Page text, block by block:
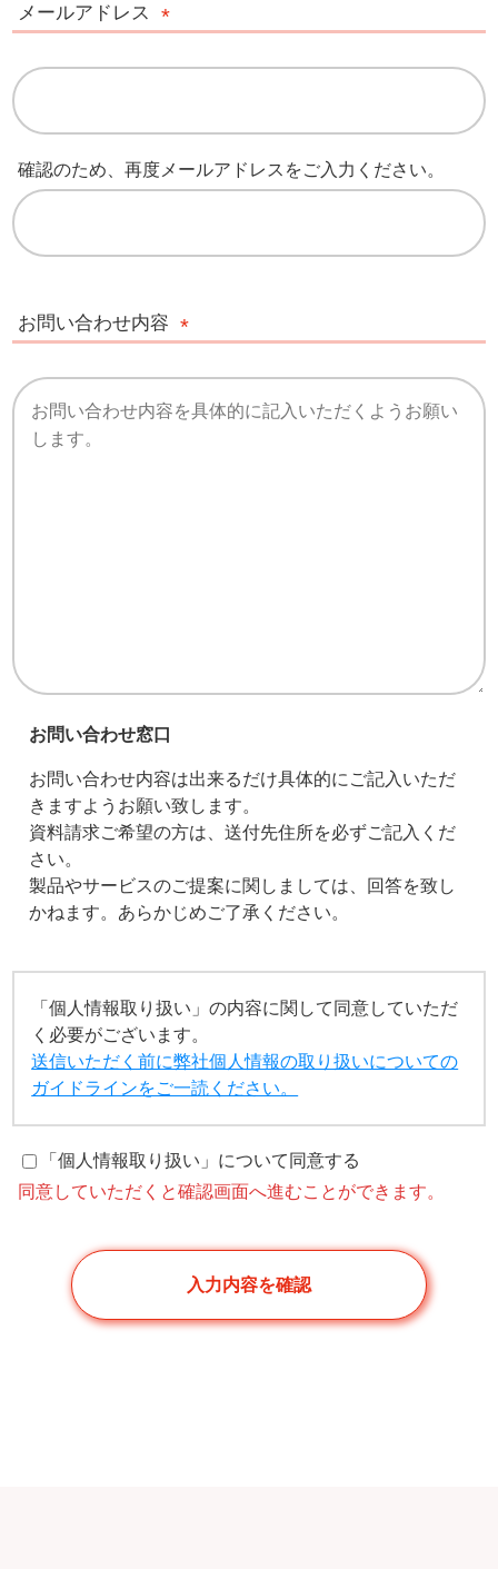
メールアドレス
確認のため、再度メールアドレスをご入力ください。
お問い合わせ内容
お問い合わせ窓口
お問い合わせ内容は出来るだけ具体的にご記入いただ
きますようお願い致します。
資料請求ご希望の方は、送付先住所を必ずご記入くだ
さい。
製品やサービスのご提案に関しましては、回答を致し
かねます。あらかじめご了承ください。
「個人情報取り扱い」の内容に関して同意していただ
く必要がございます。
送信いただく前に弊社個人情報の取り扱いについての
ガイドラインをご一読ください。
「個人情報取り扱い」について同意する
同意していただくと確認画面へ進むことができます。